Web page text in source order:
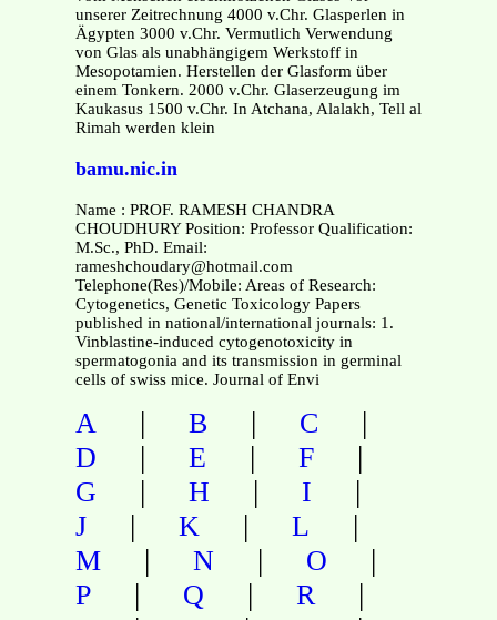
unserer Zeitrechnung 4000 v.Chr. Glasperlen in
Ägypten 3000 v.Chr. Vermutlich Verwendung
von Glas als unabhängigem Werkstoff in
Mesopotamien. Herstellen der Glasform über
einem Tonkern. 2000 v.Chr. Glaserzeugung im
Kaukasus 1500 v.Chr. In Atchana, Alalakh, Tell al
Rimah werden klein
bamu.nic.in
Name : PROF. RAMESH CHANDRA
CHOUDHURY Position: Professor Qualification:
M.Sc., PhD. Email:
rameshchoudary@hotmail.com
Telephone(Res)/Mobile: Areas of Research:
Cytogenetics, Genetic Toxicology Papers
published in national/international journals: 1.
Vinblastine-induced cytogenotoxicity in
spermatogonia and its transmission in germinal
cells of swiss mice. Journal of Envi
A | B | C |
D | E | F |
G | H | I |
J | K | L |
M | N | O |
P | Q | R |